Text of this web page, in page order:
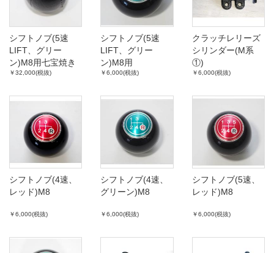
シフトノブ(5速
LIFT、グリー
ン)M8用七宝焼き
高級品
￥32,000(税抜)
シフトノブ(5速
LIFT、グリー
ン)M8用
￥6,000(税抜)
クラッチレリーズ
シリンダー(M系
①)
￥6,000(税抜)
シフトノブ(4速、
レッド)M8
￥6,000(税抜)
シフトノブ(4速、
グリーン)M8
￥6,000(税抜)
シフトノブ(5速、
レッド)M8
￥6,000(税抜)